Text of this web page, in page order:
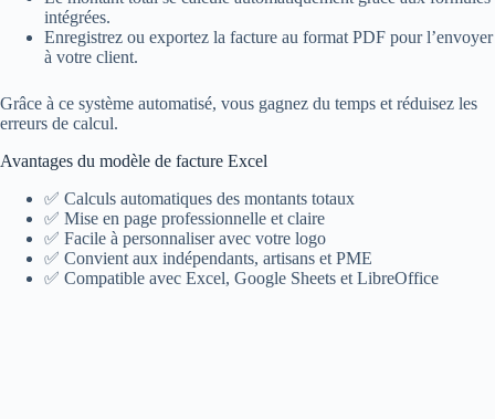
intégrées.
Enregistrez ou exportez la facture au format PDF pour l’envoyer
à votre client.
Grâce à ce système automatisé, vous gagnez du temps et réduisez les
erreurs de calcul.
Avantages du modèle de facture Excel
✅ Calculs automatiques des montants totaux
✅ Mise en page professionnelle et claire
✅ Facile à personnaliser avec votre logo
✅ Convient aux indépendants, artisans et PME
✅ Compatible avec Excel, Google Sheets et LibreOffice